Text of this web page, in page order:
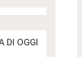
DI OGGI